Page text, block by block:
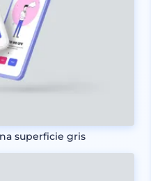
superficie gris